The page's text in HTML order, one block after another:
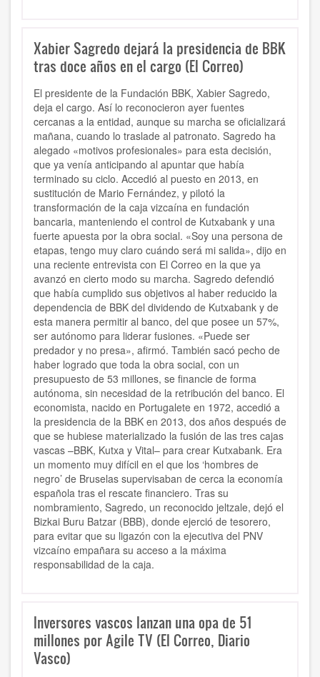
Xabier Sagredo dejará la presidencia de BBK
tras doce años en el cargo (El Correo)
El presidente de la Fundación BBK, Xabier Sagredo,
deja el cargo. Así lo reconocieron ayer fuentes
cercanas a la entidad, aunque su marcha se oficializará
mañana, cuando lo traslade al patronato. Sagredo ha
alegado «motivos profesionales» para esta decisión,
que ya venía anticipando al apuntar que había
terminado su ciclo. Accedió al puesto en 2013, en
sustitución de Mario Fernández, y pilotó la
transformación de la caja vizcaína en fundación
bancaria, manteniendo el control de Kutxabank y una
fuerte apuesta por la obra social. «Soy una persona de
etapas, tengo muy claro cuándo será mi salida», dijo en
una reciente entrevista con El Correo en la que ya
avanzó en cierto modo su marcha. Sagredo defendió
que había cumplido sus objetivos al haber reducido la
dependencia de BBK del dividendo de Kutxabank y de
esta manera permitir al banco, del que posee un 57%,
ser autónomo para liderar fusiones. «Puede ser
predador y no presa», afirmó. También sacó pecho de
haber logrado que toda la obra social, con un
presupuesto de 53 millones, se financie de forma
autónoma, sin necesidad de la retribución del banco. El
economista, nacido en Portugalete en 1972, accedió a
la presidencia de la BBK en 2013, dos años después de
que se hubiese materializado la fusión de las tres cajas
vascas –BBK, Kutxa y Vital– para crear Kutxabank. Era
un momento muy difícil en el que los ‘hombres de
negro’ de Bruselas supervisaban de cerca la economía
española tras el rescate financiero. Tras su
nombramiento, Sagredo, un reconocido jeltzale, dejó el
Bizkai Buru Batzar (BBB), donde ejerció de tesorero,
para evitar que su ligazón con la ejecutiva del PNV
vizcaíno empañara su acceso a la máxima
responsabilidad de la caja.
Inversores vascos lanzan una opa de 51
millones por Agile TV (El Correo, Diario
Vasco)